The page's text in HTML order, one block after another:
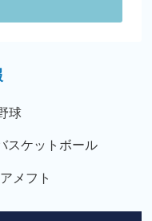
球
スケットボール
アメフト